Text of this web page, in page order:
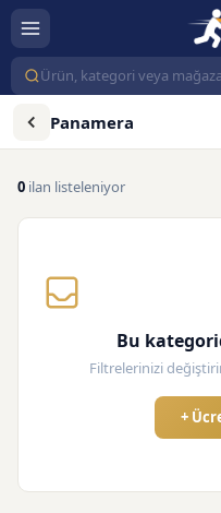
Panamera
0 ilan listeleniyor
Bu
Filtrelerinizi
+